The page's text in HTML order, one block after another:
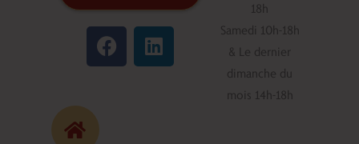
F
a
c
L
i
n
18h
Samedi 10h-18h
& Le dernier
dimanche du
mois 14h-18h